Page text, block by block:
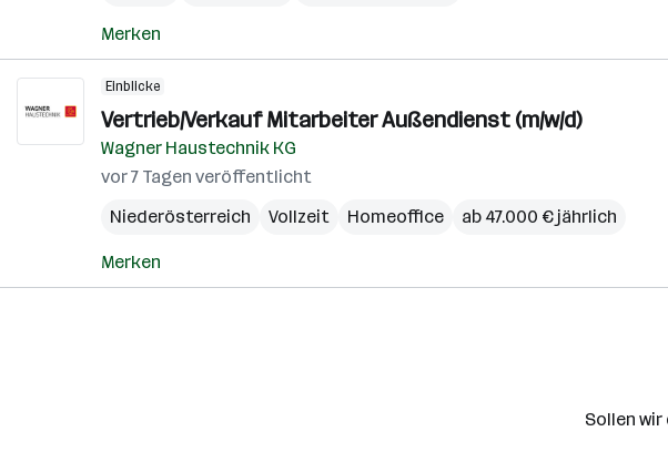
Merken
Einblicke
Vertrieb/Verkauf Mitarbeiter Außendienst (m/w/d)
Wagner Haustechnik KG
vor 7 Tagen veröffentlicht
Niederösterreich
Vollzeit Homeoffice ab 47.000 € jährlich
Merken
Sollen